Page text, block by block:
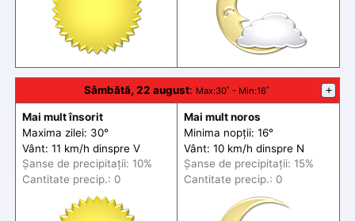
Sâmbătă, 22 august: Max:30˚ - Min:16˚ +
Mai mult însorit
Maxima zilei: 30°
Vânt: 11 km/h dinspre V
Șanse de precipitații: 10%
Cantitate precip.: 0
Mai mult noros
Minima nopții: 16°
Vânt: 10 km/h dinspre N
Șanse de precipitații: 15%
Cantitate precip.: 0